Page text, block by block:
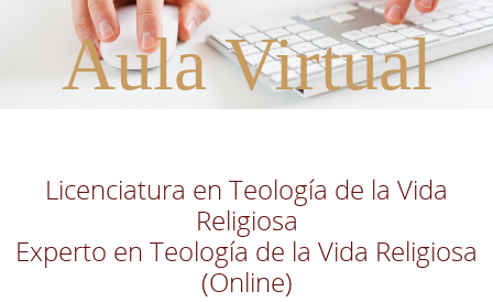
Aula Virtual
Licenciatura en Teología de la Vida
Religiosa
Experto en Teología de la Vida Religiosa
(Online)